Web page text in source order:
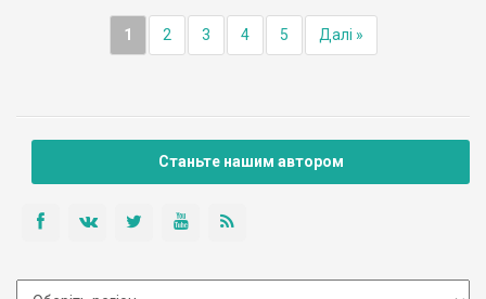
1 2 3 4 5 Далі »
Станьте нашим автором